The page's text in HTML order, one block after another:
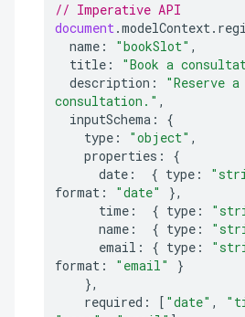
// Imperative API
document.modelContext.
name : "bookSlot" ,
title : "Book a
description :
"Reserve
consultation." ,
inputSchema :
{
type : "object" ,
properties :
{
date : { type :
format : "date"
},
time : { type :
name : { type :
email : { type :
format : "email"
}
},
required : [ "date" ,